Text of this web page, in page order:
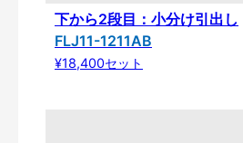
下から2段目：小分け引出し
FLJ11-1211AB
¥18,400セット